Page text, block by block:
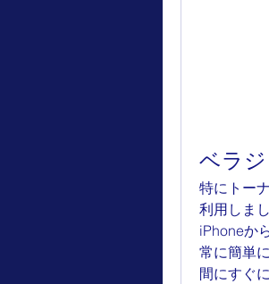
ベラ
特にトー
利用しま
iPhoneか
常に簡単
間にすぐ